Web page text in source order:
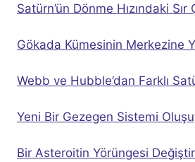
Satürn’ün Dönme Hızındaki Sır
Gökada Kümesinin Merkezine
Webb ve Hubble’dan Farklı
Yeni Bir Gezegen Sistemi
Bir Asteroitin Yörüngesi